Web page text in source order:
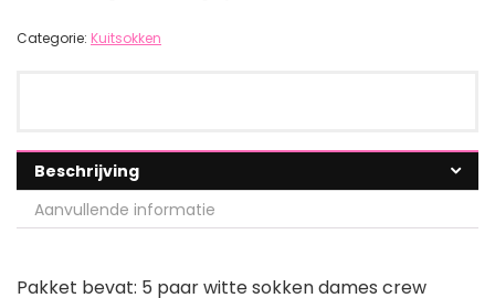
Categorie: Kuitsokken
Beschrijving
Aanvullende informatie
Pakket bevat: 5 paar witte sokken dames crew